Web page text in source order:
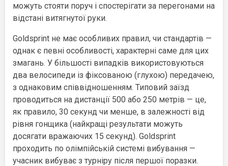
можуть стояти поруч і спостерігати за перегонами на
відстані витягнутої руки.
Goldsprint не має особливих правил, чи стандартів —
однак є певні особливості, характерні саме для цих
змагань. У більшості випадків використовуються
два велосипеди із фіксованою (глухою) передачею,
з однаковим співвідношенням. Типовий заїзд
проводиться на дистанції 500 або 250 метрів — це,
як правило, 30 секунд чи менше, в залежності від
рівня гонщика (найкращі результати можуть
досягати вражаючих 15 секунд). Goldsprint
проходить по олімпійській системі вибування —
учасник вибуває з турніру після першої поразки.